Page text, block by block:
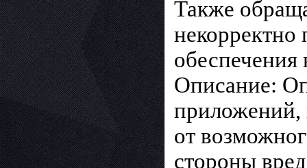
Также
некорректно
Описание:
приложений,
от
стороны